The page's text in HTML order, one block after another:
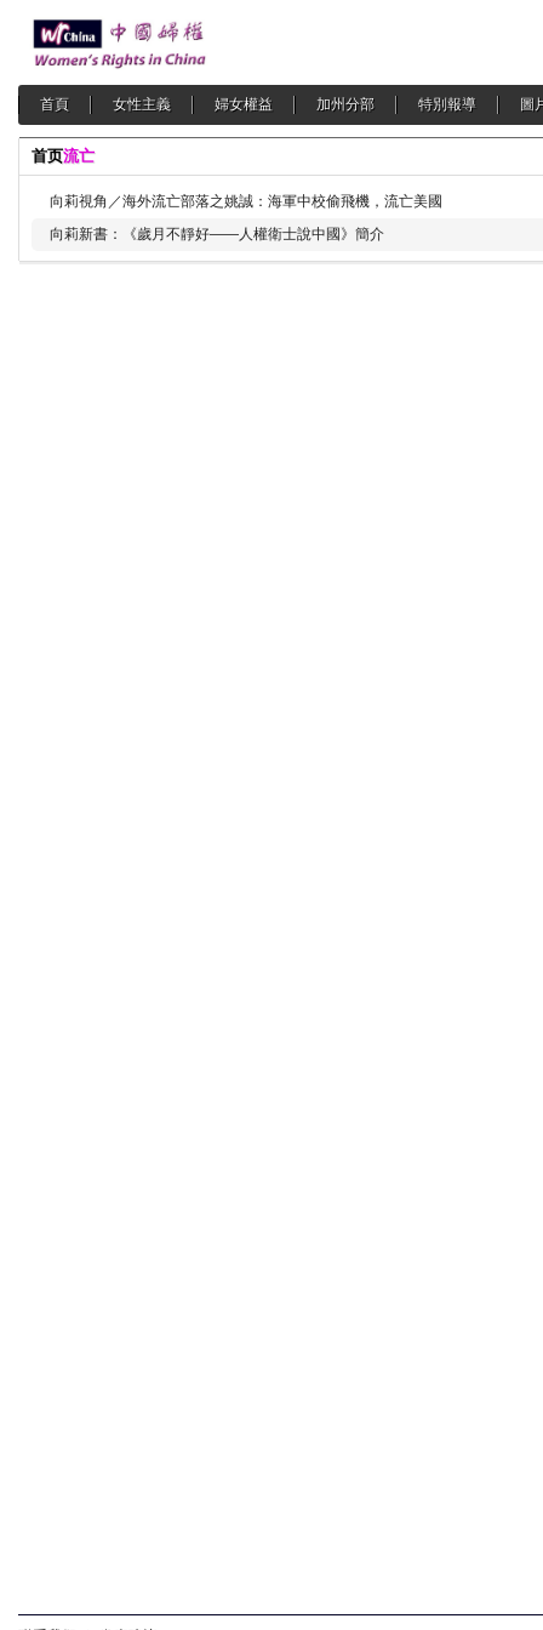
首頁 女性主義 婦女權益 加州分部 特別報導 圖
首页流亡
向莉視角／海外流亡部落之姚誠：海軍中校偷飛機，流亡美國
向莉新書：《歲月不靜好——人權衛士說中國》簡介